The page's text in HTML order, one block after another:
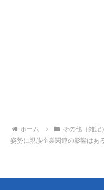
ホーム その他（雑記）
姿勢に親族企業関連の影響はあ